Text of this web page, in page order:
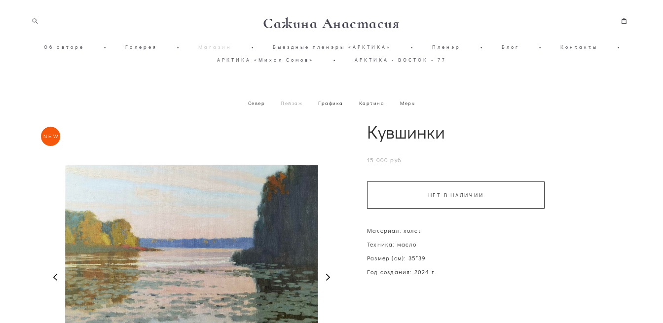
Сажина Анастасия
Об авторе • Галерея • Магазин • Выездные пленэры «АРКТИКА» • Пленэр • Блог • Контакты
•
АРКТИКА «Михал Сомов»
• АРКТИКА - ВОСТОК - 77
Север Пейзаж Графика Картина Мерч
NEW Кувшинки
15 000 pуб.
НЕТ В НАЛИЧИИ
Материал: холст
Техника: масло
Размер (см): 35*39
Год создания: 2024 г.